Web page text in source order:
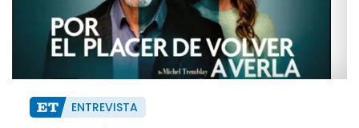
ENTREVISTA